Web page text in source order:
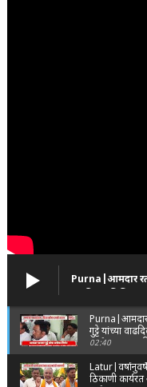
Purna|आमदार
वाढदिवसानिमित्त
विविध सामाजिक
Purna|आमदार
गुट्टे यांच्या
पूर्णा तालुक्यात
सामाजिक
02:40
ठिकाणी